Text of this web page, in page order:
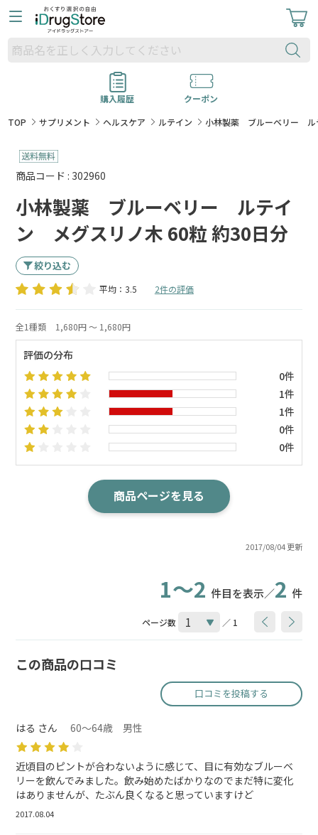
購入履歴
クーポン
TOP
サプリメント ヘルスケア ルテイン 小林製薬 ブルーベリー ル
商品コード : 302960
小林製薬 ブルーベリー ルテイ
ン メグスリノ木 60粒 約30日分
絞り込む
平均：3.5 2件の評価
2017/08/04 更新
全1種類 1,680円 ～ 1,680円
評価の分布
0件
1件
1件
0件
0件
商品ページを見る
1～2 件目を表示／2 件
ページ数 ／ 1
この商品の口コミ
口コミを投稿する
はる さん 60～64歳 男性
近頃目のピントが合わないように感じて、目に有効なブルーベ
リーを飲んでみました。飲み始めたばかりなのでまだ特に変化
はありませんが、たぶん良くなると思っていますけど
2017.08.04